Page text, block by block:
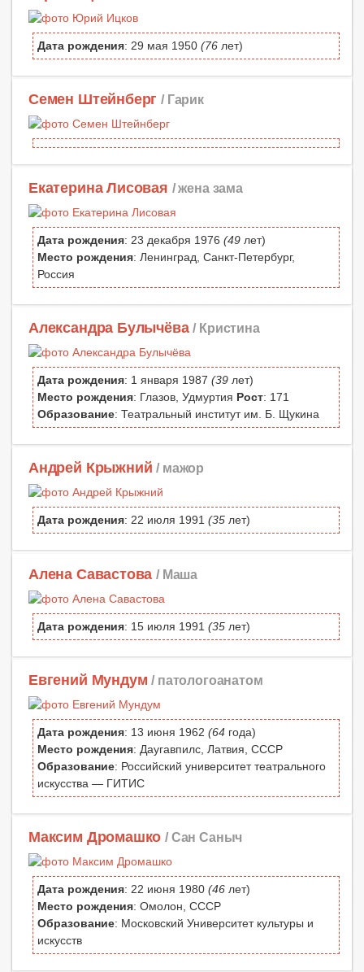
Дата рождения: 29 мая 1950 (76 лет)
Семен Штейнберг / Гарик
Екатерина Лисовая / жена зама
Дата рождения: 23 декабря 1976 (49 лет)
Место рождения: Ленинград, Санкт-Петербург,
Россия
Александра Булычёва / Кристина
Дата рождения: 1 января 1987 (39 лет)
Место рождения: Глазов, Удмуртия Рост: 171
Образование: Театральный институт им. Б. Щукина
Андрей Крыжний / мажор
Дата рождения: 22 июля 1991 (35 лет)
Алена Савастова / Маша
Дата рождения: 15 июля 1991 (35 лет)
Евгений Мундум / патологоанатом
Дата рождения: 13 июня 1962 (64 года)
Место рождения: Даугавпилс, Латвия, СССР
Образование: Российский университет театрального
искусства — ГИТИС
Максим Дромашко / Сан Саныч
Дата рождения: 22 июня 1980 (46 лет)
Место рождения: Омолон, СССР
Образование: Московский Университет культуры и
искусств